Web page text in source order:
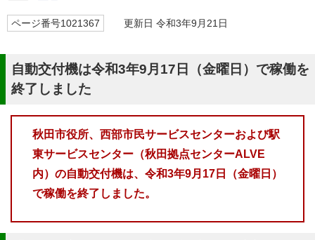
ページ番号1021367 更新日 令和3年9月21日
自動交付機は令和3年9月17日（金曜日）で稼働を
終了しました
秋田市役所、西部市民サービスセンターおよび駅
東サービスセンター（秋田拠点センターALVE
内）の自動交付機は、令和3年9月17日（金曜日）
で稼働を終了しました。